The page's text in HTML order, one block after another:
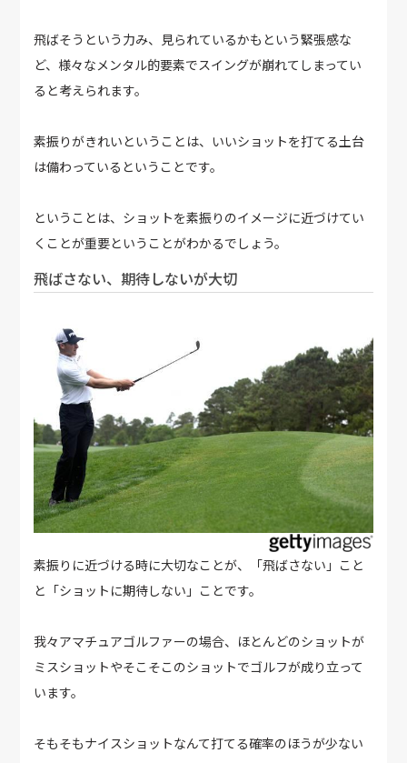
飛ばそうという力み、見られているかもという緊張感な
ど、様々なメンタル的要素でスイングが崩れてしまってい
ると考えられます。
素振りがきれいということは、いいショットを打てる土台
は備わっているということです。
ということは、ショットを素振りのイメージに近づけてい
くことが重要ということがわかるでしょう。
飛ばさない、期待しないが大切
素振りに近づける時に大切なことが、「飛ばさない」こと
と「ショットに期待しない」ことです。
我々アマチュアゴルファーの場合、ほとんどのショットが
ミスショットやそこそこのショットでゴルフが成り立って
います。
そもそもナイスショットなんて打てる確率のほうが少ない